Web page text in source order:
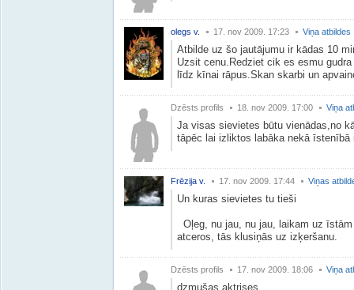
olegs v. 17. nov 2009. 17:23 Viņa atbildes
Atbilde uz šo jautājumu ir kādas 10
Uzsit cenu.Redziet cik es esmu
līdz kīnai rāpus.Skan skarbi un
Dzēsts profils 18. nov 2009. 17:00 Viņa
Ja visas sievietes būtu vienādas,no
tāpēc lai izliktos labāka nekā īstenībā
Frēzija v. 17. nov 2009. 17:44 Viņas
Un kuras sievietes tu tieši
Oļeg, nu jau, nu jau, laikam uz
atceros, tās klusiņās uz izķeršanu.
Dzēsts profils 17. nov 2009. 18:06 Viņa
dzmušas aktrises.